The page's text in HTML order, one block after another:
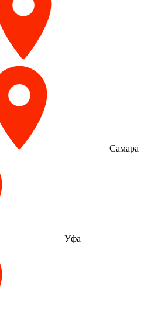
Самара
Уфа